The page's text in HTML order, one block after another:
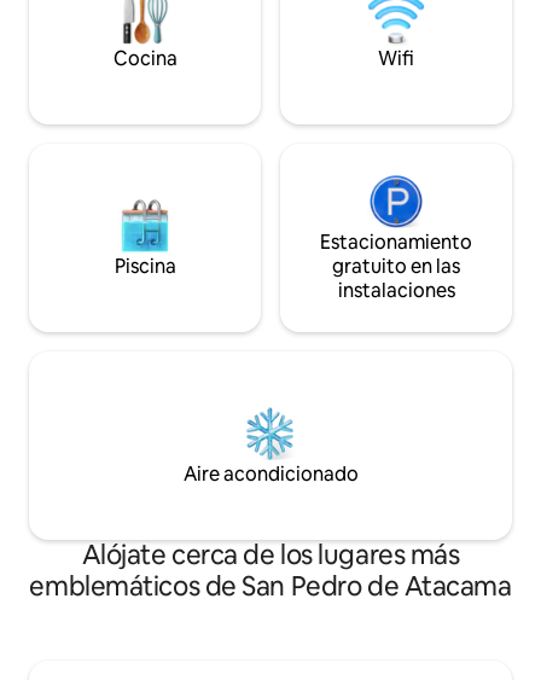
Cocina Wifi
Piscina
Estacionamiento
gratuito en las
instalaciones
Aire acondicionado
Alójate cerca de los lugares más
emblemáticos de San Pedro de Atacama